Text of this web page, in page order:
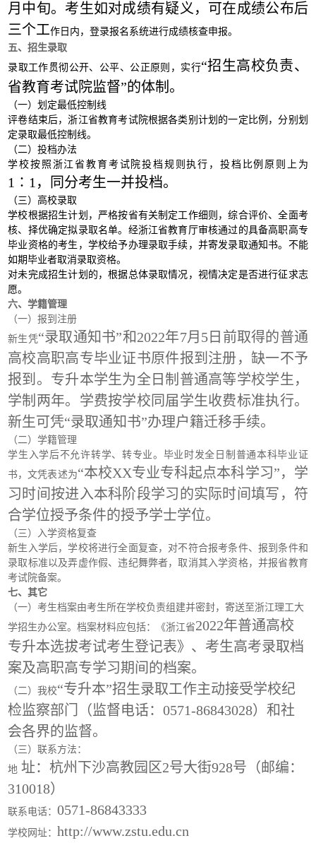
月中旬。考生如对成绩有疑义，可在成绩公布后
三个工作日内，登录报名系统进行成绩核查申报。
五、招生录取
录取工作贯彻公开、公平、公正原则，实行“招生高校负责、
省教育考试院监督”的体制。
（一）划定最低控制线
评卷结束后，浙江省教育考试院根据各类别计划的一定比例，分别划
定录取最低控制线。
（二）投档办法
学校按照浙江省教育考试院投档规则执行，投档比例原则上为
1∶1，同分考生一并投档。
（三）高校录取
学校根据招生计划，严格按省有关制定工作细则，综合评价、全面考
核、择优确定拟录取名单。经浙江省教育厅审核通过的具备高职高专
毕业资格的考生，学校给予办理录取手续，并寄发录取通知书。不能
如期毕业者取消录取资格。
对未完成招生计划的，根据总体录取情况，视情决定是否进行征求志
愿。
六、学籍管理
（一）报到注册
新生凭“录取通知书”和2022年7月5日前取得的普通
高校高职高专毕业证书原件报到注册，缺一不予
报到。专升本学生为全日制普通高等学校学生，
学制两年。学费按学校同届学生收费标准执行。
新生可凭“录取通知书”办理户籍迁移手续。
（二）学籍管理
学生入学后不允许转学、转专业。毕业时发全日制普通本科毕业证
书，文凭表述为“本校XX专业专科起点本科学习”，学
习时间按进入本科阶段学习的实际时间填写，符
合学位授予条件的授予学士学位。
（三）入学资格复查
新生入学后，学校将进行全面复查，对不符合报考条件、报到条件和
录取标准以及弄虚作假、违纪舞弊者，取消其入学资格，并报省教育
考试院备案。
七、其它
（一）考生档案由考生所在学校负责组建并密封，寄送至浙江理工大
学招生办公室。档案材料应包括：《浙江省2022年普通高校
专升本选拔考试考生登记表》、考生高考录取档
案及高职高专学习期间的档案。
（二）我校“专升本”招生录取工作主动接受学校纪
检监察部门（监督电话：0571-86843028）和社
会各界的监督。
（三）联系方法：
地 址：杭州下沙高教园区2号大街928号（邮编：
310018）
联系电话：0571-86843333
学校网址：http://www.zstu.edu.cn